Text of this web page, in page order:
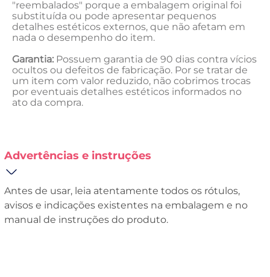
"reembalados" porque a embalagem original foi
substituída ou pode apresentar pequenos
detalhes estéticos externos, que não afetam em
nada o desempenho do item.
Garantia: Possuem garantia de 90 dias contra vícios
ocultos ou defeitos de fabricação. Por se tratar de
um item com valor reduzido, não cobrimos trocas
por eventuais detalhes estéticos informados no
ato da compra.
Advertências e instruções
Antes de usar, leia atentamente todos os rótulos,
avisos e indicações existentes na embalagem e no
manual de instruções do produto.